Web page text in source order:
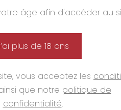
âge afin d'accéder au
plus de 18 ans
vous acceptez les
que notre politique de
confidentialité.
19h00